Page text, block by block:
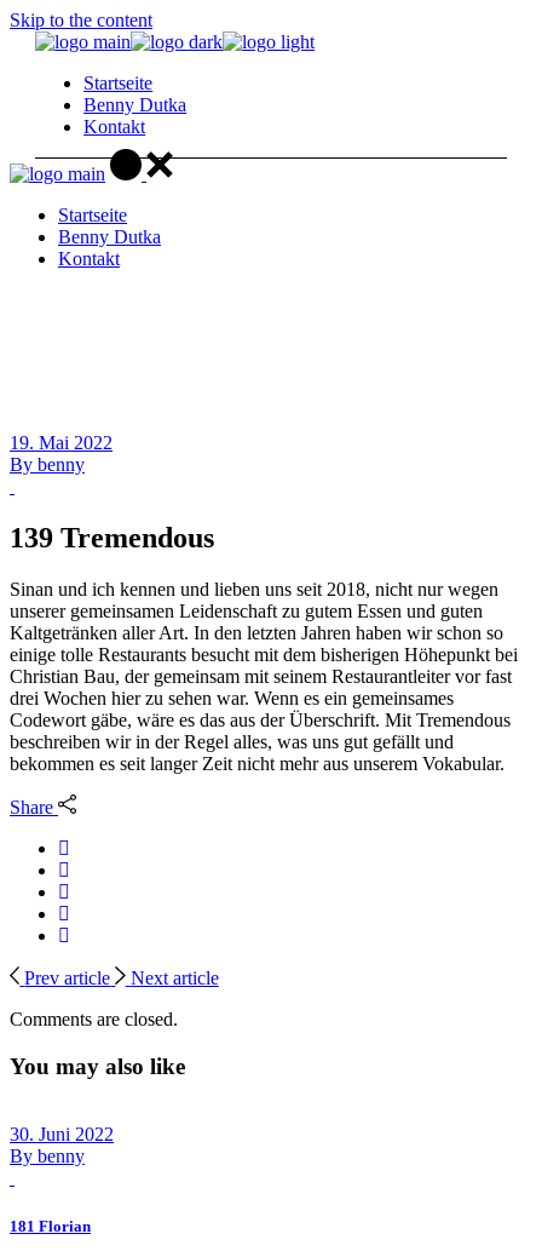
Skip to the content
Startseite
Benny Dutka
Kontakt
Startseite
Benny Dutka
Kontakt
19. Mai 2022
By benny
139 Tremendous
Sinan und ich kennen und lieben uns seit 2018, nicht nur wegen
unserer gemeinsamen Leidenschaft zu gutem Essen und guten
Kaltgetränken aller Art. In den letzten Jahren haben wir schon so
einige tolle Restaurants besucht mit dem bisherigen Höhepunkt bei
Christian Bau, der gemeinsam mit seinem Restaurantleiter vor fast
drei Wochen hier zu sehen war. Wenn es ein gemeinsames
Codewort gäbe, wäre es das aus der Überschrift. Mit Tremendous
beschreiben wir in der Regel alles, was uns gut gefällt und
bekommen es seit langer Zeit nicht mehr aus unserem Vokabular.
Share
Prev article
Next article
Comments are closed.
You may also like
30. Juni 2022
By benny
181 Florian